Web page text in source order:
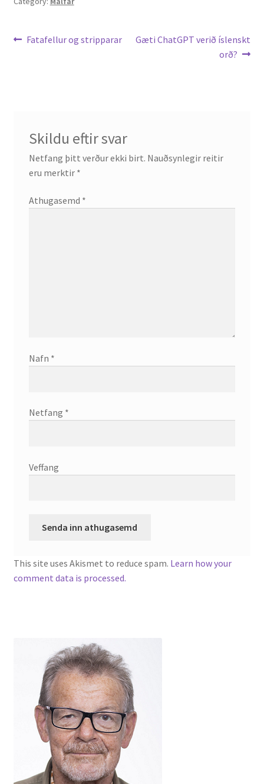
Leiðarkerfi
Previous
Fatafellur og stripparar
Next
Gæti ChatGPT verið íslenskt
orð?
Skildu eftir svar
Netfang þitt verður ekki birt. Nauðsynlegir reitir
eru merktir *
Athugasemd *
Nafn *
Netfang *
Veffang
This site uses Akismet to reduce spam. Learn how your
comment data is processed.